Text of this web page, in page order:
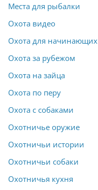
Места для рыбалки
Охота видео
Охота для начинающих
Охота за рубежом
Охота на зайца
Охота по перу
Охота с собаками
Охотничье оружие
Охотничьи истории
Охотничьи собаки
Охотничья кухня